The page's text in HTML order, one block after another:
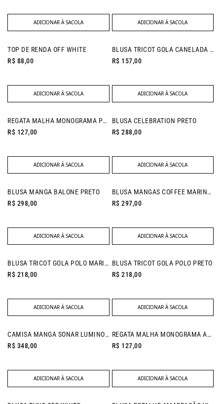
ADICIONAR À SACOLA ADICIONAR À SACOLA
NEW IN
TOP DE RENDA OFF WHITE
R$ 88,00
ADICIONAR À SACOLA
BLUSA TRICOT GOLA CANELADA OFF WHITE
R$ 157,00
ADICIONAR À SACOLA
NEW IN
REGATA MALHA MONOGRAMA PRETO
R$ 127,00
ADICIONAR À SACOLA
NEW IN
BLUSA CELEBRATION PRETO
R$ 288,00
ADICIONAR À SACOLA
NEW IN
BLUSA MANGA BALONE PRETO
R$ 298,00
ADICIONAR À SACOLA
BLUSA MANGAS COFFEE MARINHO
R$ 297,00
ADICIONAR À SACOLA
BLUSA TRICOT GOLA POLO MARINHO
R$ 218,00
ADICIONAR À SACOLA
BLUSA TRICOT GOLA POLO PRETO
R$ 218,00
ADICIONAR À SACOLA
NEW IN
CAMISA MANGA SONAR LUMINOUS BLUE
R$ 348,00
ADICIONAR À SACOLA
NEW IN
REGATA MALHA MONOGRAMA AREIA
R$ 127,00
ADICIONAR À SACOLA